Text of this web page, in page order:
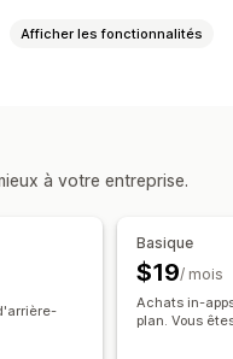
Journaux détaillés
Afficher les fonctionnalités
locale
commande
à votre entreprise.
Basique
$19/ mois
Achats in-
plan. Vous